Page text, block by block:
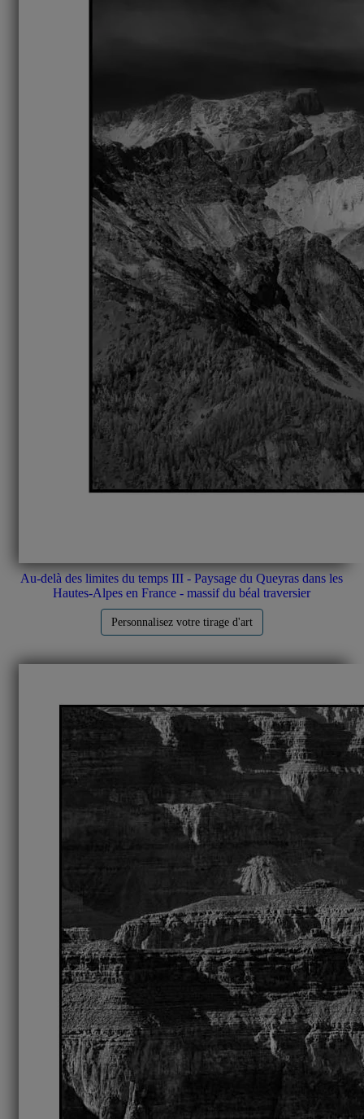
Au-delà des limites du temps III - Paysage du Queyras dans les
Hautes-Alpes en France - massif du béal traversier
Personnalisez votre tirage d'art